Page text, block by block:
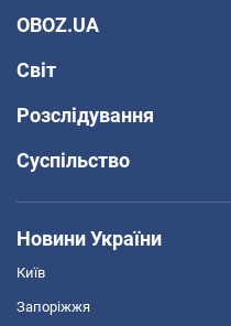
OBOZ.UA
Світ
Розслідування
Суспільство
Новини України
Київ
Запоріжжя